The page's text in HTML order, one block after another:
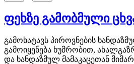
ფეხზე გამობმული
გამოხატავს პიროვნების
გამოიყენება ხუმრობით,
და ხანდაზმულ მამაკაცეთან